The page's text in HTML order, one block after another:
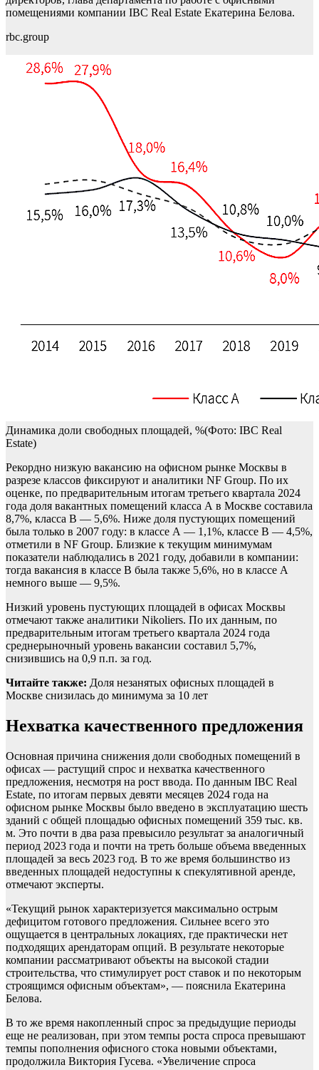
помещениями компании IBC Real Estate Екатерина Белова.
rbc.group
Динамика доли свободных площадей, %(Фото: IBC Real
Estate)
Рекордно низкую вакансию на офисном рынке Москвы в
разрезе классов фиксируют и аналитики NF Group. По их
оценке, по предварительным итогам третьего квартала 2024
года доля вакантных помещений класса А в Москве составила
8,7%, класса B — 5,6%. Ниже доля пустующих помещений
была только в 2007 году: в классе А — 1,1%, классе В — 4,5%,
отметили в NF Group. Близкие к текущим минимумам
показатели наблюдались в 2021 году, добавили в компании:
тогда вакансия в классе В была также 5,6%, но в классе А
немного выше — 9,5%.
Низкий уровень пустующих площадей в офисах Москвы
отмечают также аналитики Nikoliers. По их данным, по
предварительным итогам третьего квартала 2024 года
среднерыночный уровень вакансии составил 5,7%,
снизившись на 0,9 п.п. за год.
Читайте также: Доля незанятых офисных площадей в
Москве снизилась до минимума за 10 лет
Нехватка качественного предложения
Основная причина снижения доли свободных помещений в
офисах — растущий спрос и нехватка качественного
предложения, несмотря на рост ввода. По данным IBC Real
Estate, по итогам первых девяти месяцев 2024 года на
офисном рынке Москвы было введено в эксплуатацию шесть
зданий с общей площадью офисных помещений 359 тыс. кв.
м. Это почти в два раза превысило результат за аналогичный
период 2023 года и почти на треть больше объема введенных
площадей за весь 2023 год. В то же время большинство из
введенных площадей недоступны к спекулятивной аренде,
отмечают эксперты.
«Текущий рынок характеризуется максимально острым
дефицитом готового предложения. Сильнее всего это
ощущается в центральных локациях, где практически нет
подходящих арендаторам опций. В результате некоторые
компании рассматривают объекты на высокой стадии
строительства, что стимулирует рост ставок и по некоторым
строящимся офисным объектам», — пояснила Екатерина
Белова.
В то же время накопленный спрос за предыдущие периоды
еще не реализован, при этом темпы роста спроса превышают
темпы пополнения офисного стока новыми объектами,
продолжила Виктория Гусева. «Увеличение спроса